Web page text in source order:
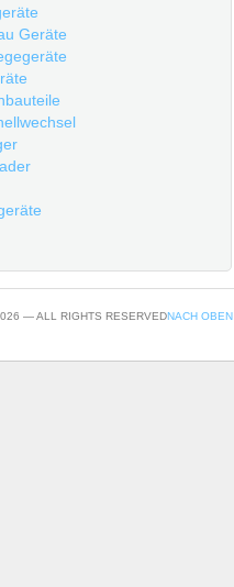
Geräte
— ALL RIGHTS RESERVEDNACH OBEN